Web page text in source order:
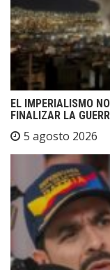
EL IMPERIALISMO
FINALIZAR LA
5 agosto 2026